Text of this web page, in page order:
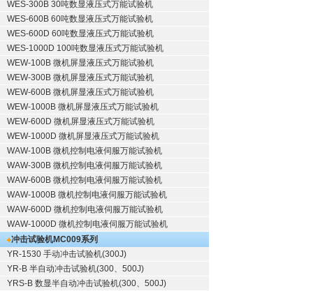
WES-300B 30吨数显液压式万能试验机
WES-600B 60吨数显液压式万能试验机
WES-600D 60吨数显液压式万能试验机
WES-1000D 100吨数显液压式万能试验机
WEW-100B 微机屏显液压式万能试验机
WEW-300B 微机屏显液压式万能试验机
WEW-600B 微机屏显液压式万能试验机
WEW-1000B 微机屏显液压式万能试验机
WEW-600D 微机屏显液压式万能试验机
WEW-1000D 微机屏显液压式万能试验机
WAW-100B 微机控制电液伺服万能试验机
WAW-300B 微机控制电液伺服万能试验机
WAW-600B 微机控制电液伺服万能试验机
WAW-1000B 微机控制电液伺服万能试验机
WAW-600D 微机控制电液伺服万能试验机
WAW-1000D 微机控制电液伺服万能试验机
冲击试验机MC009系列
YR-1530 手动冲击试验机(300J)
YR-B 半自动冲击试验机(300、500J)
YRS-B 数显半自动冲击试验机(300、500J)